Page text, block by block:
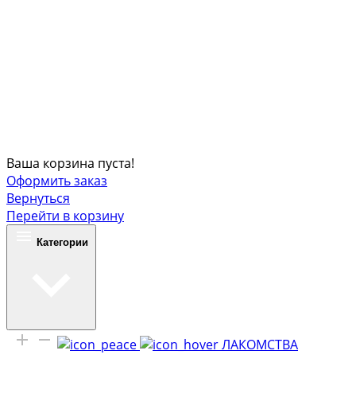
Ваша корзина пуста!
Оформить заказ
Вернуться
Перейти в корзину
Категории
ЛАКОМСТВА